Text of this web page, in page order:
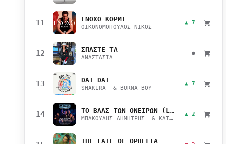
11 ΕΝΟΧΟ ΚΟΡΜΙ
ΟΙΚΟΝΟΜΟΠΟΥΛΟΣ ΝΙΚΟΣ
▲ 7
12 ΣΠΑΣΤΕ ΤΑ
ΑΝΑΣΤΑΣΙΑ
●
13 DAI DAI
SHAKIRA & BURNA BOY
▲ 7
14 ΤΟ ΒΑΛΣ ΤΩΝ ΟΝΕΙΡΩΝ (LIVE)
ΜΠΑΚΟΥΛΗΣ ΔΗΜΗΤΡΗΣ & ΚΑΤΣΙΜΙΧΑ ΜΑΡΙΑΝΑ
▲ 2
THE FATE OF OPHELIA